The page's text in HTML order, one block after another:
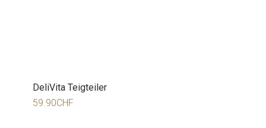
DeliVita Teigteiler
59.90CHF